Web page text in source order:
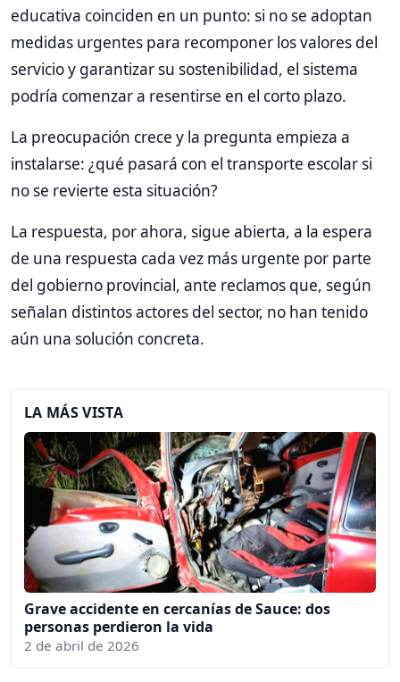
educativa coinciden en un punto: si no se adoptan
medidas urgentes para recomponer los valores del
servicio y garantizar su sostenibilidad, el sistema
podría comenzar a resentirse en el corto plazo.
La preocupación crece y la pregunta empieza a
instalarse: ¿qué pasará con el transporte escolar si
no se revierte esta situación?
La respuesta, por ahora, sigue abierta, a la espera
de una respuesta cada vez más urgente por parte
del gobierno provincial, ante reclamos que, según
señalan distintos actores del sector, no han tenido
aún una solución concreta.
LA MÁS VISTA
Grave accidente en cercanías de Sauce: dos
personas perdieron la vida
2 de abril de 2026